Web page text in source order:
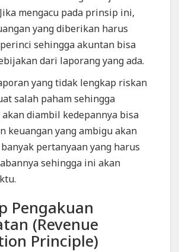
mengacu pada prinsip ini,
yang diberikan harus
sehingga akuntan bisa
dari laporang yang ada.
yang tidak lengkap riskan
salah paham sehingga
diambil kedepannya bisa
keuangan yang ambigu akan
pertanyaan yang harus
sehingga ini akan
Pengakuan
(Revenue
Principle)